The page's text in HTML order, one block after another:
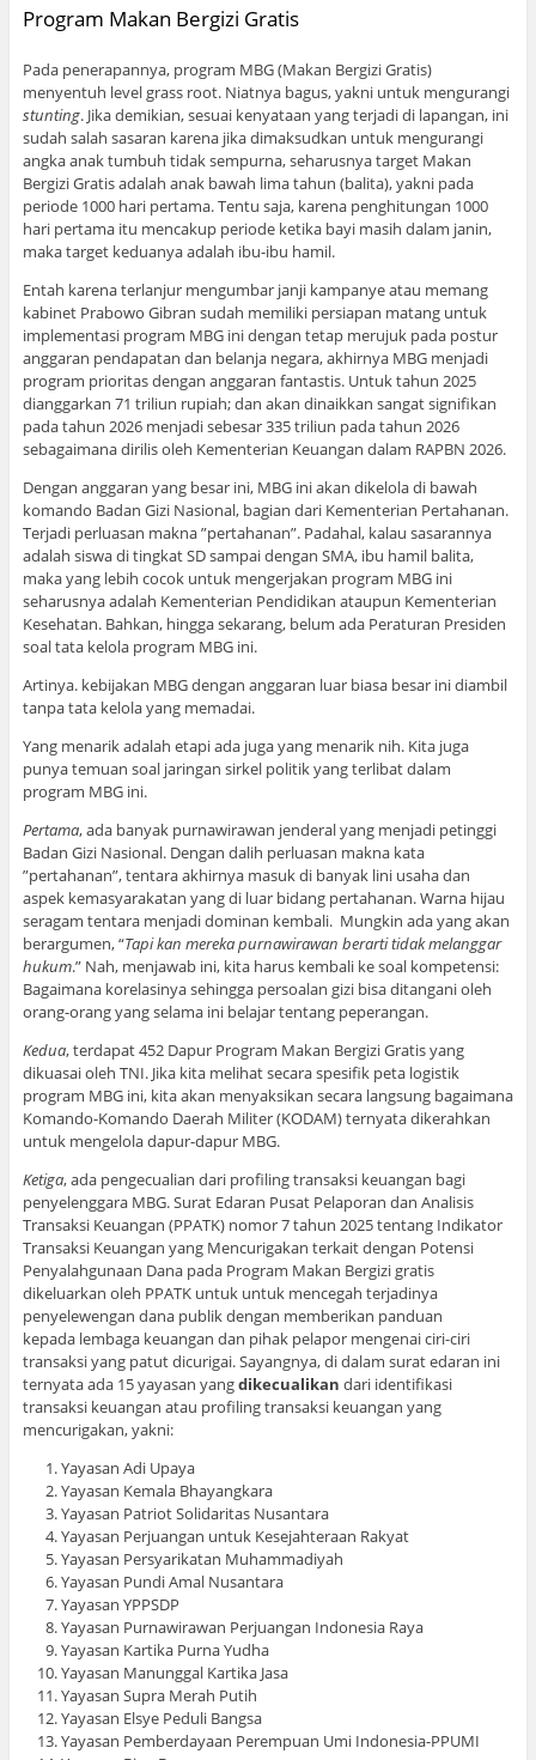
Program Makan Bergizi Gratis
Pada penerapannya, program MBG (Makan Bergizi Gratis)
menyentuh level grass root. Niatnya bagus, yakni untuk mengurangi
stunting. Jika demikian, sesuai kenyataan yang terjadi di lapangan, ini
sudah salah sasaran karena jika dimaksudkan untuk mengurangi
angka anak tumbuh tidak sempurna, seharusnya target Makan
Bergizi Gratis adalah anak bawah lima tahun (balita), yakni pada
periode 1000 hari pertama. Tentu saja, karena penghitungan 1000
hari pertama itu mencakup periode ketika bayi masih dalam janin,
maka target keduanya adalah ibu-ibu hamil.
Entah karena terlanjur mengumbar janji kampanye atau memang
kabinet Prabowo Gibran sudah memiliki persiapan matang untuk
implementasi program MBG ini dengan tetap merujuk pada postur
anggaran pendapatan dan belanja negara, akhirnya MBG menjadi
program prioritas dengan anggaran fantastis. Untuk tahun 2025
dianggarkan 71 triliun rupiah; dan akan dinaikkan sangat signifikan
pada tahun 2026 menjadi sebesar 335 triliun pada tahun 2026
sebagaimana dirilis oleh Kementerian Keuangan dalam RAPBN 2026.
Dengan anggaran yang besar ini, MBG ini akan dikelola di bawah
komando Badan Gizi Nasional, bagian dari Kementerian Pertahanan.
Terjadi perluasan makna ”pertahanan”. Padahal, kalau sasarannya
adalah siswa di tingkat SD sampai dengan SMA, ibu hamil balita,
maka yang lebih cocok untuk mengerjakan program MBG ini
seharusnya adalah Kementerian Pendidikan ataupun Kementerian
Kesehatan. Bahkan, hingga sekarang, belum ada Peraturan Presiden
soal tata kelola program MBG ini.
Artinya. kebijakan MBG dengan anggaran luar biasa besar ini diambil
tanpa tata kelola yang memadai.
Yang menarik adalah etapi ada juga yang menarik nih. Kita juga
punya temuan soal jaringan sirkel politik yang terlibat dalam
program MBG ini.
Pertama, ada banyak purnawirawan jenderal yang menjadi petinggi
Badan Gizi Nasional. Dengan dalih perluasan makna kata
”pertahanan”, tentara akhirnya masuk di banyak lini usaha dan
aspek kemasyarakatan yang di luar bidang pertahanan. Warna hijau
seragam tentara menjadi dominan kembali. Mungkin ada yang akan
berargumen, “Tapi kan mereka purnawirawan berarti tidak melanggar
hukum.” Nah, menjawab ini, kita harus kembali ke soal kompetensi:
Bagaimana korelasinya sehingga persoalan gizi bisa ditangani oleh
orang-orang yang selama ini belajar tentang peperangan.
Kedua, terdapat 452 Dapur Program Makan Bergizi Gratis yang
dikuasai oleh TNI. Jika kita melihat secara spesifik peta logistik
program MBG ini, kita akan menyaksikan secara langsung bagaimana
Komando-Komando Daerah Militer (KODAM) ternyata dikerahkan
untuk mengelola dapur-dapur MBG.
Ketiga, ada pengecualian dari profiling transaksi keuangan bagi
penyelenggara MBG. Surat Edaran Pusat Pelaporan dan Analisis
Transaksi Keuangan (PPATK) nomor 7 tahun 2025 tentang Indikator
Transaksi Keuangan yang Mencurigakan terkait dengan Potensi
Penyalahgunaan Dana pada Program Makan Bergizi gratis
dikeluarkan oleh PPATK untuk untuk mencegah terjadinya
penyelewengan dana publik dengan memberikan panduan
kepada lembaga keuangan dan pihak pelapor mengenai ciri-ciri
transaksi yang patut dicurigai. Sayangnya, di dalam surat edaran ini
ternyata ada 15 yayasan yangdikecualikan dari identifikasi
transaksi keuangan atau profiling transaksi keuangan yang
mencurigakan, yakni:
Yayasan Adi Upaya
Yayasan Kemala Bhayangkara
Yayasan Patriot Solidaritas Nusantara
Yayasan Perjuangan untuk Kesejahteraan Rakyat
Yayasan Persyarikatan Muhammadiyah
Yayasan Pundi Amal Nusantara
Yayasan YPPSDP
Yayasan Purnawirawan Perjuangan Indonesia Raya
Yayasan Kartika Purna Yudha
Yayasan Manunggal Kartika Jasa
Yayasan Supra Merah Putih
Yayasan Elsye Peduli Bangsa
Yayasan Pemberdayaan Perempuan Umi Indonesia-PPUMI